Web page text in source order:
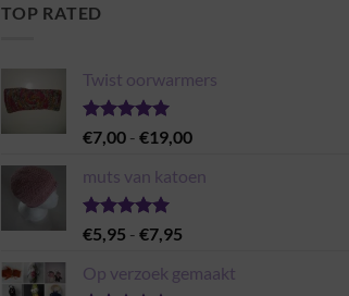
TOP RATED
Twist oorwarmers
Gewaardeerd
5.00
€7,00 - €19,00Prijsklasse:
tot
muts van katoen
Gewaardeerd
5.00
€5,95 - €7,95
tot
Op verzoek gemaakt